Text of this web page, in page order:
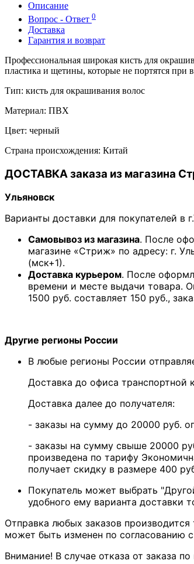
Описание
Вопрос - Ответ 0
Доставка
Гарантия и возврат
Профессиональная широкая кисть для
пластика и щетины, которые не портятся при
Тип: кисть для окрашивания волос
Материал: ПВХ
Цвет: черный
Страна происхождения: Китай
ДОСТАВКА заказа из магазина
Ульяновск
Варианты доставки для покупателей в
Самовывоз из магазина. После
магазине «Стриж» по адресу: г.
(мск+1).
Доставка курьером. После
времени и месте выдачи товара.
1500 руб. составляет 150 руб.,
Другие регионы России
В любые регионы России
Доставка до офиса
Доставка далее до получателя:
- заказы на сумму до 20000 руб.
- заказы на сумму свыше 20000
произведена по тарифу
получает скидку в размере 400
Покупатель может выбрать
удобного ему варианта доставки
Отправка любых заказов
может быть изменен по согласованию
Внимание! В случае отказа от заказа